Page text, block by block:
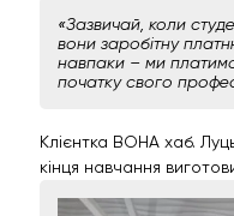
«Зазвичай, коли
вони заробітну
навпаки – ми
початку свого
Клієнтка ВОНА хаб.
кінця навчання